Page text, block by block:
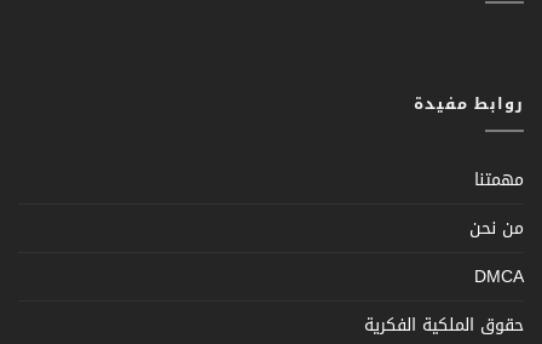
روابط مفيدة
مهمتنا
من نحن
DMCA
حقوق الملكية الفكرية